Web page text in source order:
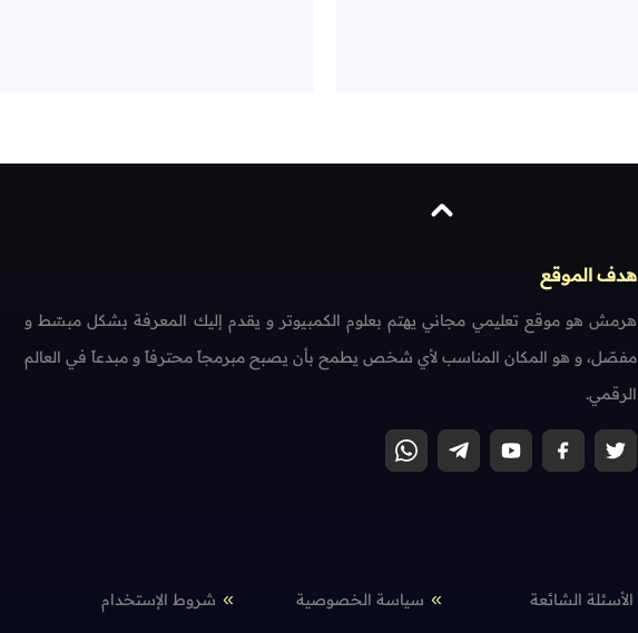
هدف الموقع
هرمش هو موقع تعليمي مجاني يهتم بعلوم الكمبيوتر و يقدم إليك المعرفة بشكل مبسّط و
مفصّل، و هو المكان المناسب لأي شخص يطمح بأن يصبح مبرمجاً محترفاً و مبدعاً في العالم
الرقمي.
الأسئلة الشائعة سياسة الخصوصية شروط الإستخدام